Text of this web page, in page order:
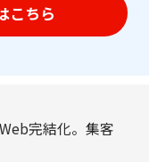
こちら
完結化。集客